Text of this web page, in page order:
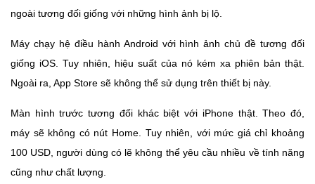
ngoài tương đối giống với những hình ảnh bị lộ.
Máy chạy hệ điều hành Android với hình ảnh chủ đề tương đối
giống iOS. Tuy nhiên, hiệu suất của nó kém xa phiên bản thật.
Ngoài ra, App Store sẽ không thể sử dụng trên thiết bị này.
Màn hình trước tương đối khác biệt với iPhone thật. Theo đó,
máy sẽ không có nút Home. Tuy nhiên, với mức giá chỉ khoảng
100 USD, người dùng có lẽ không thể yêu cầu nhiều về tính năng
cũng như chất lượng.